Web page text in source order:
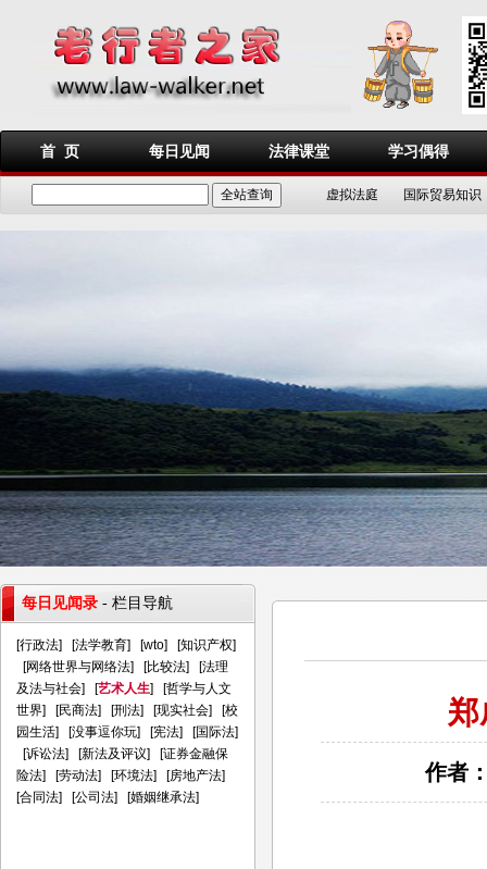
首 页 每日见闻 法律课堂 学习偶得
虚拟法庭 国际贸易知识
作者
每日见闻录 - 栏目导航
[行政法] [法学教育] [wto] [知识产权]
[网络世界与网络法] [比较法] [法理
及法与社会] [艺术人生] [哲学与人文
世界] [民商法] [刑法] [现实社会] [校
园生活] [没事逗你玩] [宪法] [国际法]
[诉讼法] [新法及评议] [证券金融保
险法] [劳动法] [环境法] [房地产法]
[合同法] [公司法] [婚姻继承法]